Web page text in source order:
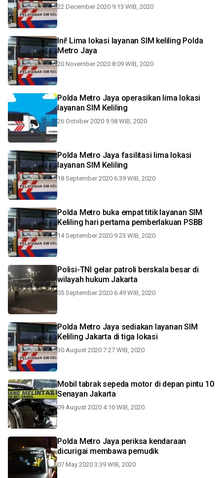
22 December 2020 9:13 WIB, 2020
Ini! Lima lokasi layanan SIM keliling Polda
Metro Jaya
20 November 2020 8:09 WIB, 2020
Polda Metro Jaya operasikan lima lokasi
layanan SIM Keliling
26 October 2020 9:58 WIB, 2020
Polda Metro Jaya fasilitasi lima lokasi
layanan SIM Keliling
18 September 2020 6:39 WIB, 2020
Polda Metro buka empat titik layanan SIM
Keliling hari pertama pemberlakuan PSBB
14 September 2020 9:23 WIB, 2020
Polisi-TNI gelar patroli berskala besar di
wilayah hukum Jakarta
05 September 2020 6:49 WIB, 2020
Polda Metro Jaya sediakan layanan SIM
Keliling Jakarta di tiga lokasi
30 August 2020 7:27 WIB, 2020
Mobil tabrak sepeda motor di depan pintu 10
Senayan Jakarta
09 August 2020 4:10 WIB, 2020
Polda Metro Jaya periksa kendaraan
dicurigai membawa pemudik
07 May 2020 3:39 WIB, 2020